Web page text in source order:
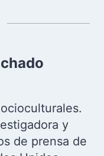
y
de prensa de